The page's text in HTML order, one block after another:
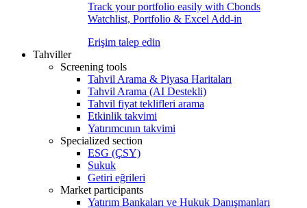
Track your portfolio easily with Cbonds
Watchlist, Portfolio & Excel Add-in
Erişim talep edin
Tahviller
Screening tools
Tahvil Arama & Piyasa Haritaları
Tahvil Arama (AI Destekli)
Tahvil fiyat teklifleri arama
Etkinlik takvimi
Yatırımcının takvimi
Specialized section
ESG (ÇSY)
Sukuk
Getiri eğrileri
Market participants
Yatırım Bankaları ve Hukuk Danışmanları